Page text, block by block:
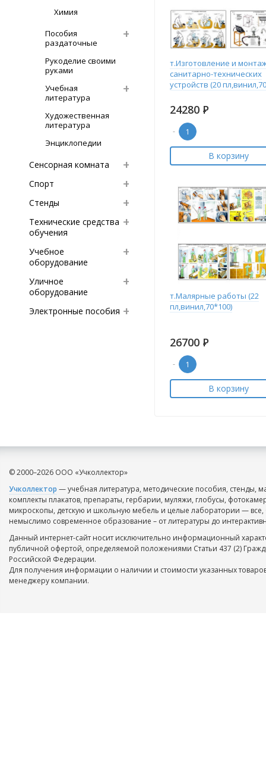
Химия
Пособия
раздаточные
Рукоделие своими
руками
Учебная
литература
Художественная
литература
Энциклопедии
Сенсорная комната
Спорт
Стенды
Технические средства
обучения
Учебное
оборудование
Уличное
оборудование
Электронные пособия
т.Изготовление и
санитарно-технических
устройств (20
24280 Р
-
В корзину
т.Малярные работы (22
пл,винил,70*100)
26700 Р
-
В корзину
© 2000–2026 ООО «Учколлектор»
Учколлектор — учебная литература, методические пособия, стенды,
комплекты плакатов, препараты, гербарии, муляжи, глобусы,
микроскопы, детскую и школьную мебель и целые лаборатории — все,
немыслимо современное образование – от литературы до
Данный интернет-сайт носит исключительно информационный
публичной офертой, определяемой положениями Статьи 437 (2)
Российской Федерации.
Для получения информации о наличии и стоимости указанных
менеджеру компании.